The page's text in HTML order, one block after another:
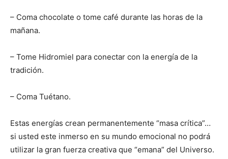
– Coma chocolate o tome café durante las horas de la
mañana.
– Tome Hidromiel para conectar con la energía de la
tradición.
– Coma Tuétano.
Estas energías crean permanentemente “masa crítica”…
si usted este inmerso en su mundo emocional no podrá
utilizar la gran fuerza creativa que “emana” del Universo.